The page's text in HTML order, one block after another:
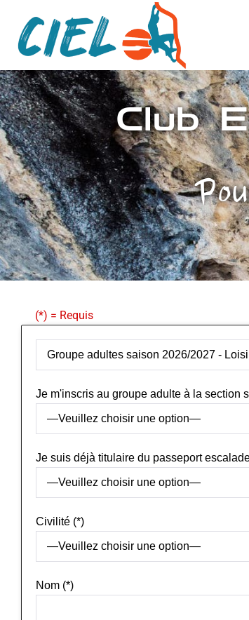
Club
(*) = Requis
Je m'inscris au groupe adulte à la section
Je suis déjà titulaire du passeport
Civilité (*)
Nom (*)